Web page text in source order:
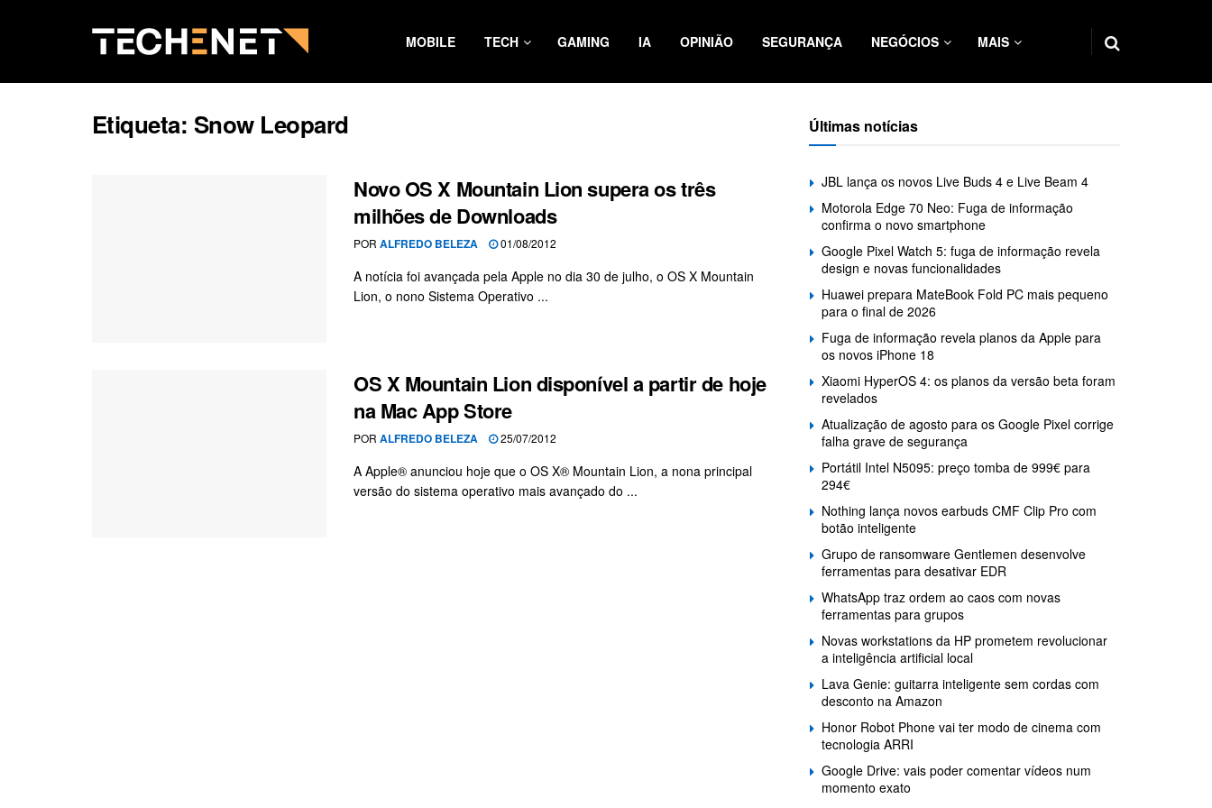
MOBILE TECH GAMING IA OPINIÃO SEGURANÇA NEGÓCIOS MAIS
Etiqueta: Snow Leopard
Novo OS X Mountain Lion supera os três
milhões de Downloads
POR ALFREDO BELEZA 01/08/2012
A notícia foi avançada pela Apple no dia 30 de julho, o OS X Mountain
Lion, o nono Sistema Operativo ...
OS X Mountain Lion disponível a partir de hoje
na Mac App Store
POR ALFREDO BELEZA 25/07/2012
A Apple® anunciou hoje que o OS X® Mountain Lion, a nona principal
versão do sistema operativo mais avançado do ...
Últimas notícias
JBL lança os novos Live Buds 4 e Live Beam 4
Motorola Edge 70 Neo: Fuga de informação
confirma o novo smartphone
Google Pixel Watch 5: fuga de informação revela
design e novas funcionalidades
Huawei prepara MateBook Fold PC mais pequeno
para o final de 2026
Fuga de informação revela planos da Apple para
os novos iPhone 18
Xiaomi HyperOS 4: os planos da versão beta foram
revelados
Atualização de agosto para os Google Pixel corrige
falha grave de segurança
Portátil Intel N5095: preço tomba de 999€ para
294€
Nothing lança novos earbuds CMF Clip Pro com
botão inteligente
Grupo de ransomware Gentlemen desenvolve
ferramentas para desativar EDR
WhatsApp traz ordem ao caos com novas
ferramentas para grupos
Novas workstations da HP prometem revolucionar
a inteligência artificial local
Lava Genie: guitarra inteligente sem cordas com
desconto na Amazon
Honor Robot Phone vai ter modo de cinema com
tecnologia ARRI
Google Drive: vais poder comentar vídeos num
momento exato